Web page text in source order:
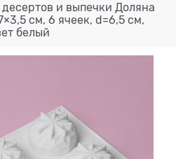
и выпечки Доляна
см, 6 ячеек, d=6,5 см,
белый